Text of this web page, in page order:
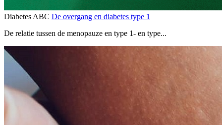
Diabetes ABC De overgang en diabetes type 1
De relatie tussen de menopauze en type 1- en type...